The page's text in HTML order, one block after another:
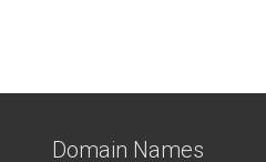
Domain Names